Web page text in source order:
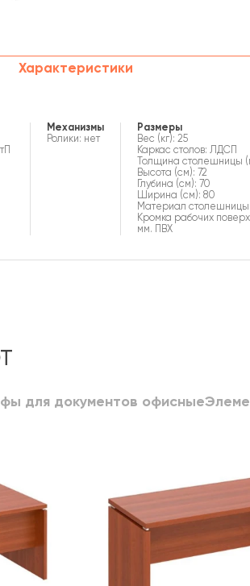
Характеристики
Механизмы
Ролики: нет
Размеры
Вес (кг): 25
Каркас столов: ЛДСП
Толщина столешницы
Высота (см): 72
Глубина (см): 70
Ширина (см): 80
Материал
Кромка рабочих
мм. ПВХ
для документов офисные